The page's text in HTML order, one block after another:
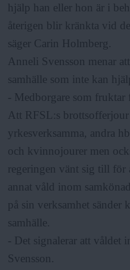
hjälp han eller hon är i
återigen blir kränkta vid
säger Carin Holmberg.
Anneli Svensson menar
samhälle som inte kan
- Medborgare som fruktar
Att RFSL:s
yrkesverksamma, andra
och kvinnojourer men
regeringen vänt sig till för
annat våld inom
på sin verksamhet sänder
samhälle.
- Det signalerar att våldet
Svensson.